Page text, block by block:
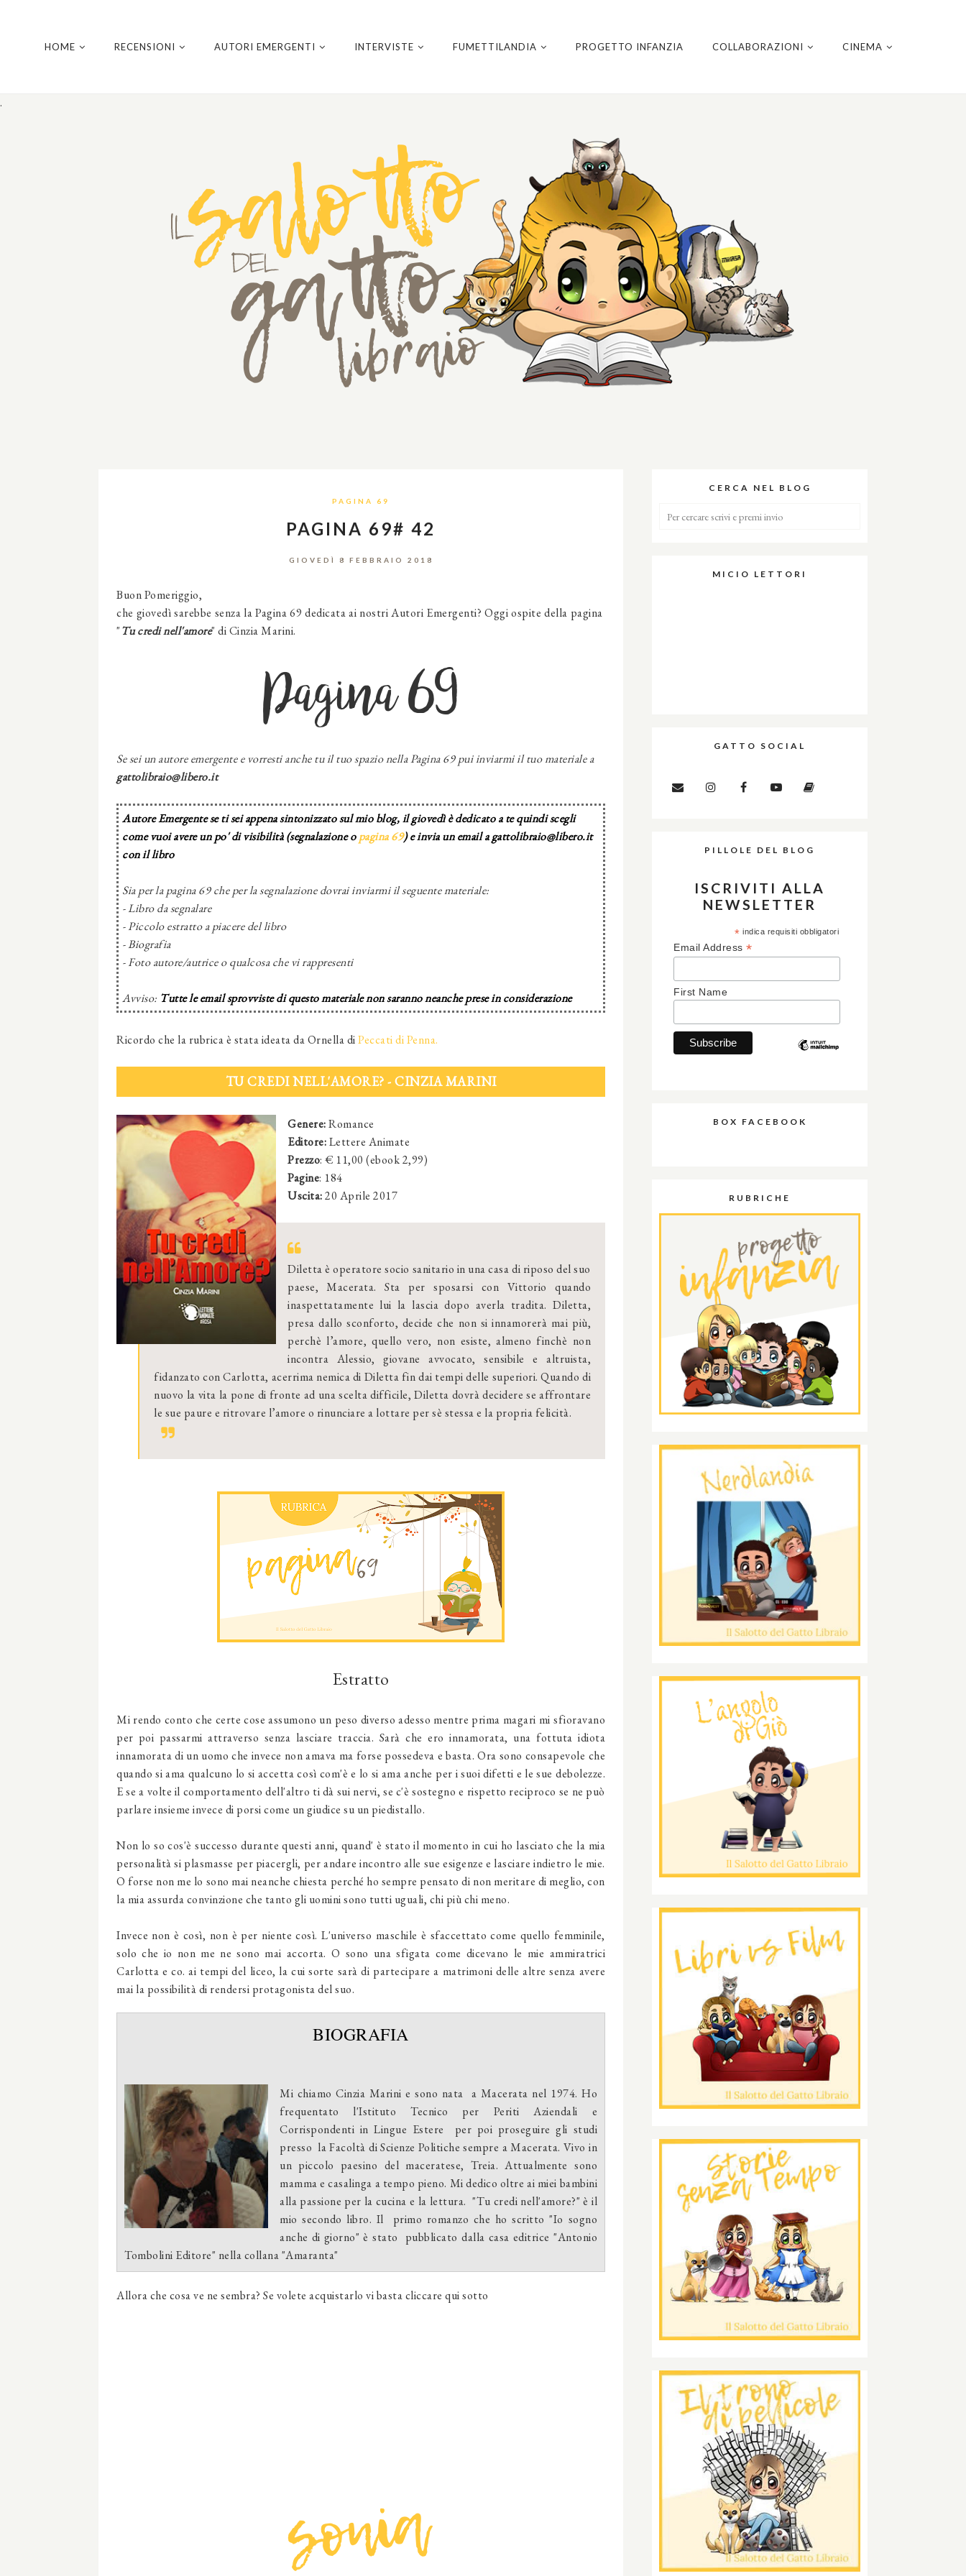
.
HOME RECENSIONI AUTORI EMERGENTI INTERVISTE FUMETTILANDIA PROGETTO INFANZIA COLLABORAZIONI CINEMA
PAGINA 69
PAGINA 69# 42
GIOVEDÌ 8 FEBBRAIO 2018
Buon Pomeriggio,
che giovedì sarebbe senza la Pagina 69 dedicata ai nostri Autori Emergenti? Oggi ospite della pagina
"Tu credi nell'amore" di Cinzia Marini.
Pagina 69
Se sei un autore emergente e vorresti anche tu il tuo spazio nella Pagina 69 pui inviarmi il tuo materiale a
gattolibraio@libero.it
Autore Emergente se ti sei appena sintonizzato sul mio blog, il giovedì è dedicato a te quindi scegli
come vuoi avere un po' di visibilità (segnalazione opagina 69) e invia un email a gattolibraio@libero.it
con il libro
Sia per la pagina 69 che per la segnalazione dovrai inviarmi il seguente materiale:
- Libro da segnalare
- Piccolo estratto a piacere del libro
- Biografia
- Foto autore/autrice o qualcosa che vi rappresenti
Avviso: Tutte le email sprovviste di questo materiale non saranno neanche prese in considerazione
Ricordo che la rubrica è stata ideata da Ornella diPeccati di Penna.
TU CREDI NELL'AMORE? - CINZIA MARINI
Genere:Romance
Editore:Lettere Animate
Prezzo: € 11,00 (ebook 2,99)
Pagine: 184
Uscita:20 Aprile 2017
Diletta è operatore socio sanitario in una casa di riposo del suo
paese, Macerata. Sta per sposarsi con Vittorio quando
inaspettatamente lui la lascia dopo averla tradita. Diletta,
presa dallo sconforto, decide che non si innamorerà mai più,
perchè l’amore, quello vero, non esiste, almeno finchè non
incontra Alessio, giovane avvocato, sensibile e altruista,
fidanzato con Carlotta, acerrima nemica di Diletta fin dai tempi delle superiori. Quando di
nuovo la vita la pone di fronte ad una scelta difficile, Diletta dovrà decidere se affrontare
le sue paure e ritrovare l’amore o rinunciare a lottare per sè stessa e la propria felicità.
Estratto
Mi rendo conto che certe cose assumono un peso diverso adesso mentre prima magari mi sfioravano
per poi passarmi attraverso senza lasciare traccia. Sarà che ero innamorata, una fottuta idiota
innamorata di un uomo che invece non amava ma forse possedeva e basta. Ora sono consapevole che
quando si ama qualcuno lo si accetta così com'è e lo si ama anche per i suoi difetti e le sue debolezze.
E se a volte il comportamento dell'altro ti dà sui nervi, se c'è sostegno e rispetto reciproco se ne può
parlare insieme invece di porsi come un giudice su un piedistallo.
Non lo so cos'è successo durante questi anni, quand' è stato il momento in cui ho lasciato che la mia
personalità si plasmasse per piacergli, per andare incontro alle sue esigenze e lasciare indietro le mie.
O forse non me lo sono mai neanche chiesta perché ho sempre pensato di non meritare di meglio, con
la mia assurda convinzione che tanto gli uomini sono tutti uguali, chi più chi meno.
Invece non è così, non è per niente così. L'universo maschile è sfaccettato come quello femminile,
solo che io non me ne sono mai accorta. O sono una sfigata come dicevano le mie ammiratrici
Carlotta e co. ai tempi del liceo, la cui sorte sarà di partecipare a matrimoni delle altre senza avere
mai la possibilità di rendersi protagonista del suo.
BIOGRAFIA
Mi chiamo Cinzia Marini e sono nata a Macerata nel 1974. Ho
frequentato l'Istituto Tecnico per Periti Aziendali e
Corrispondenti in Lingue Estere
per poi proseguire gli studi
presso la Facoltà di Scienze Politiche sempre a Macerata. Vivo in
un piccolo paesino del maceratese, Treia. Attualmente sono
mamma e casalinga a tempo pieno. Mi dedico oltre ai miei bambini
alla passione per la cucina e la lettura. "Tu credi nell'amore?" è il
mio secondo libro. Il
primo romanzo che ho scritto "Io sogno
anche di giorno" è stato
pubblicato dalla casa editrice "Antonio
Tombolini Editore" nella collana "Amaranta"
Allora che cosa ve ne sembra? Se volete acquistarlo vi basta cliccare qui sotto
CERCA NEL BLOG
MICIO LETTORI
GATTO SOCIAL
PILLOLE DEL BLOG
ISCRIVITI ALLA
NEWSLETTER
* indica requisiti obbligatori
Email Address *
First Name
BOX FACEBOOK
RUBRICHE